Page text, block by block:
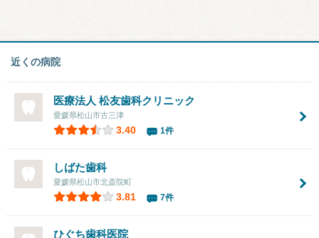
近くの病院
医療法人 松友歯科クリニック
愛媛県松山市古三津
3.40 1件
しばた歯科
愛媛県松山市北斎院町
3.81 7件
ひぐち歯科医院